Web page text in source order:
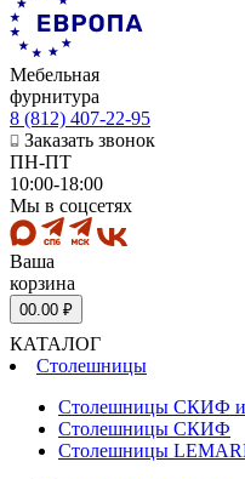
Мебельная
фурнитура
8 (812) 407-22-95
Заказать звонок
ПН-ПТ
10:00-18:00
Мы в соцсетях
Ваша
корзина
00.00 ₽
КАТАЛОГ
Столешницы
Столешницы СКИФ
Столешницы СКИФ
Столешницы